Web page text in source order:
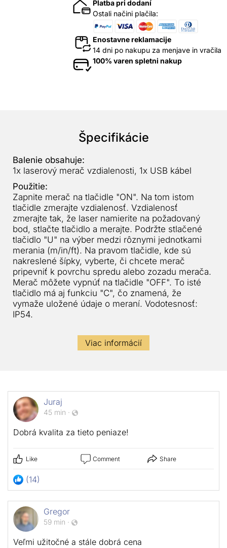
Platba pri dodaní
Ostali načini plačila:
Enostavne reklamacije
14 dni po nakupu za menjave in vračila
100% varen spletni nakup
Špecifikácie
Balenie obsahuje:
1x laserový merač vzdialenosti, 1x USB kábel
Použitie:
Zapnite merač na tlačidle "ON". Na tom istom
tlačidle zmerajte vzdialenosť. Vzdialenosť
zmerajte tak, že laser namierite na požadovaný
bod, stlačte tlačidlo a merajte. Podržte stlačené
tlačidlo "U" na výber medzi rôznymi jednotkami
merania (m/in/ft). Na pravom tlačidle, kde sú
nakreslené šípky, vyberte, či chcete merač
pripevniť k povrchu spredu alebo zozadu merača.
Merač môžete vypnúť na tlačidle "OFF". To isté
tlačidlo má aj funkciu "C", čo znamená, že
vymaže uložené údaje o meraní. Vodotesnosť:
IP54.
Viac informácií
Juraj
45 min ·
Dobrá kvalita za tieto peniaze!
Like Comment Share
(14)
Gregor
59 min ·
Veľmi užitočné a stále dobrá cena